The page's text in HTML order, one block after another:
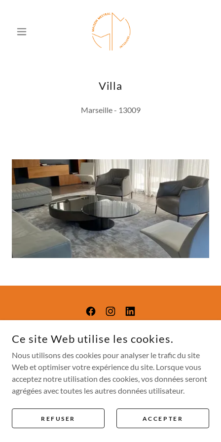
Villa
Marseille - 13009
MAISON MESTRAL
+33 (0)6 67 38 31 91-MAISONMESTRAL@GMAIL.COM
COPYRIGHT © 2025 MAISON MESTRAL - TOUS DROITS
Ce site Web utilise les cookies.
Nous utilisons des cookies pour analyser le trafic du site
Web et optimiser votre expérience du site. Lorsque vous
acceptez notre utilisation des cookies, vos données seront
agrégées avec toutes les autres données utilisateur.
REFUSER ACCEPTER